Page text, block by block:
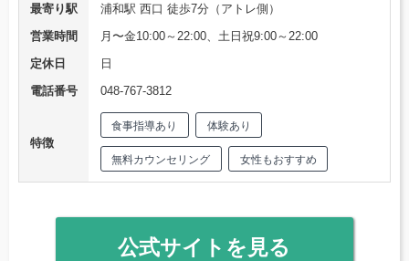
最寄り駅
浦和駅 西口 徒歩7分（アトレ側）
営業時間
月〜金10:00～22:00、土日祝9:00～22:00
定休日
日
電話番号
048-767-3812
特徴
食事指導あり 体験あり
無料カウンセリング 女性もおすすめ
公式サイトを見る